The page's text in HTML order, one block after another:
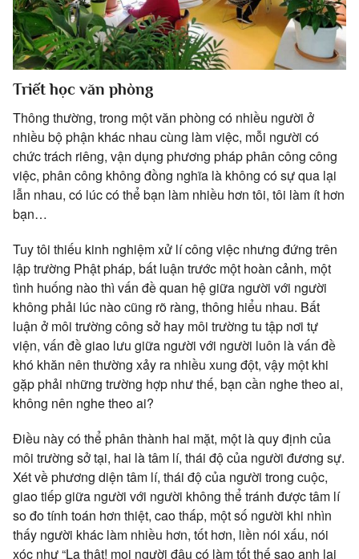
Triết học văn phòng
Thông thường, trong một văn phòng có nhiều người ở
nhiều bộ phận khác nhau cùng làm việc, mỗi người có
chức trách riêng, vận dụng phương pháp phân công công
việc, phân công không đồng nghĩa là không có sự qua lại
lẫn nhau, có lúc có thể bạn làm nhiều hơn tôi, tôi làm ít hơn
bạn…
Tuy tôi thiếu kinh nghiệm xử lí công việc nhưng đứng trên
lập trường Phật pháp, bất luận trước một hoàn cảnh, một
tình huống nào thì vấn đề quan hệ giữa người với người
không phải lúc nào cũng rõ ràng, thông hiểu nhau. Bất
luận ở môi trường công sở hay môi trường tu tập nơi tự
viện, vấn đề giao lưu giữa người với người luôn là vấn đề
khó khăn nên thường xảy ra nhiều xung đột, vậy một khi
gặp phải những trường hợp như thế, bạn cần nghe theo ai,
không nên nghe theo ai?
Điều này có thể phân thành hai mặt, một là quy định của
môi trường sở tại, hai là tâm lí, thái độ của người đương sự.
Xét về phương diện tâm lí, thái độ của người trong cuộc,
giao tiếp giữa người với người không thể tránh được tâm lí
so đo tính toán hơn thiệt, cao thấp, một số người khi nhìn
thấy người khác làm nhiều hơn, tốt hơn, liền nói xấu, nói
xóc như “Lạ thật! mọi người đâu có làm tốt thế sao anh lại